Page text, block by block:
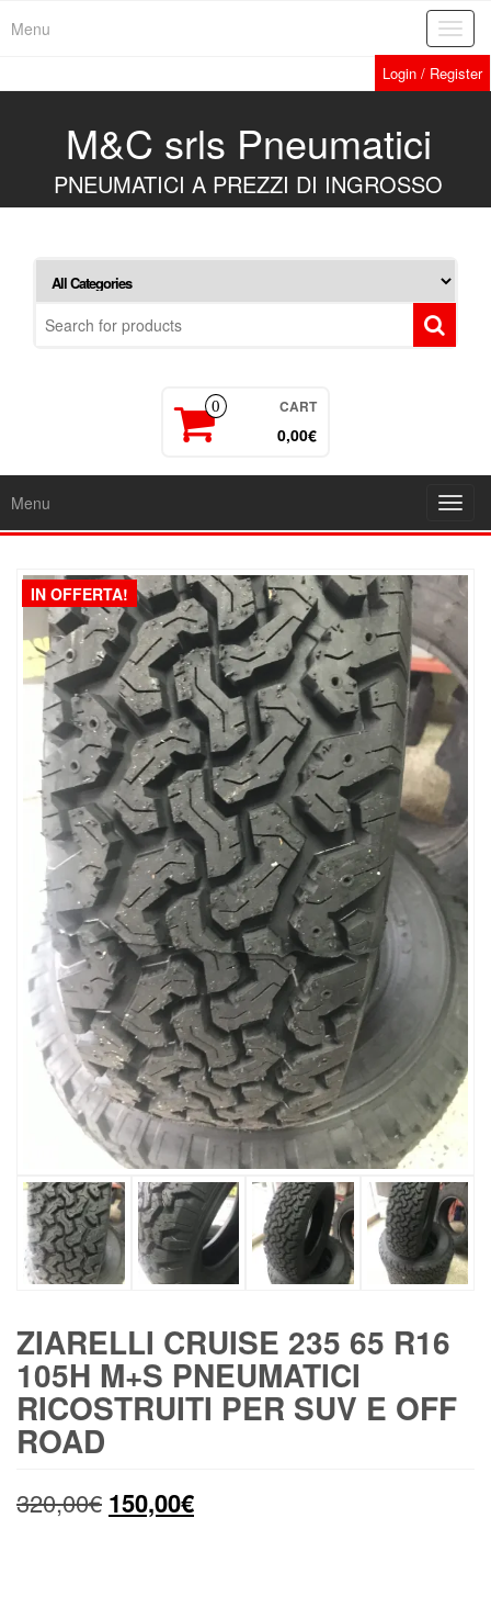
Menu
Login / Register
M&C srls Pneumatici
PNEUMATICI A PREZZI DI INGROSSO
0 CART
0,00€
Menu
IN OFFERTA!
ZIARELLI CRUISE 235 65 R16
105H M+S PNEUMATICI
RICOSTRUITI PER SUV E OFF
ROAD
320,00€ Il
150,00€Il